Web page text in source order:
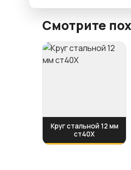
Смотрите
Круг стальной 12 мм
ст40Х